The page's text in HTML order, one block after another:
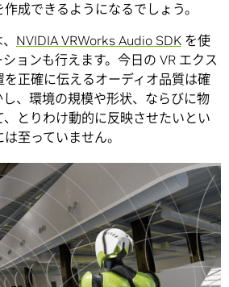
成できるようになるでしょう。
NVIDIA VRWorks Audio SDK を使
ョンも行えます。今日の VR エクス
正確に伝えるオーディオ品質は確
、環境の規模や形状、ならびに物
とりわけ動的に反映させたいとい
至っていません。